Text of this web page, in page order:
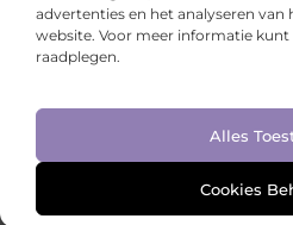
advertenties en het analyseren van
website. Voor meer informatie kunt
raadplegen.
Alles
Cookies
@2025